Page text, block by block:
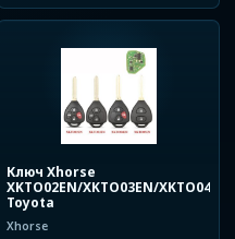
Ключ Xhorse
XKTO02EN/XKTO03EN/
Toyota
Xhorse